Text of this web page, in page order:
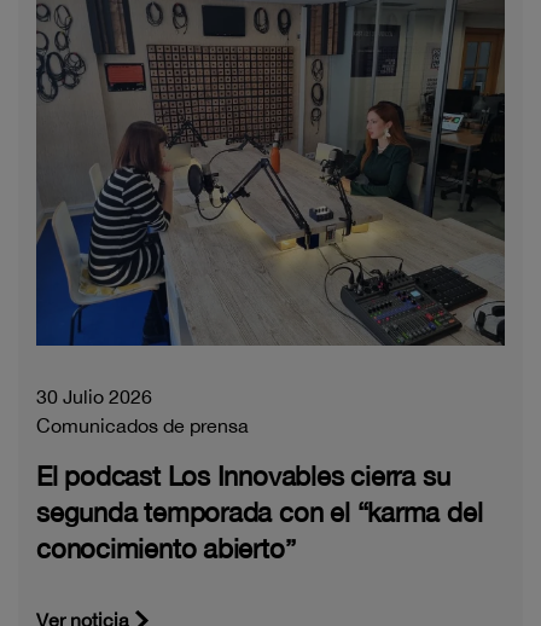
30 Julio 2026
Comunicados de prensa
El podcast Los Innovables cierra su
segunda temporada con el “karma del
conocimiento abierto”
Ver noticia